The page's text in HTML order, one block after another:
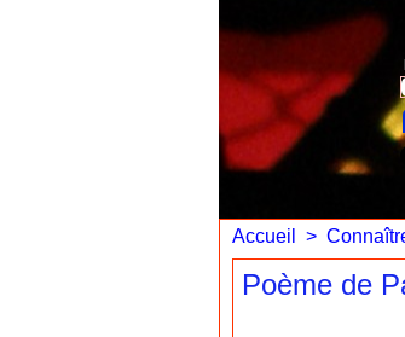
Accueil >
Poème de